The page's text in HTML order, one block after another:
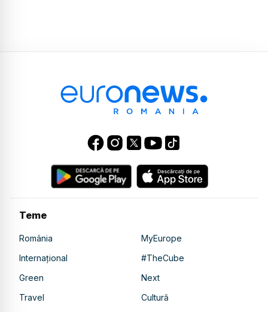
Teme
România
MyEurope
Internațional
#TheCube
Green
Next
Travel
Cultură